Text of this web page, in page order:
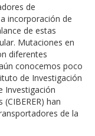
de
incorporación de
de estas
Mutaciones en
diferentes
conocemos poco
de Investigación
Investigación
han
de la